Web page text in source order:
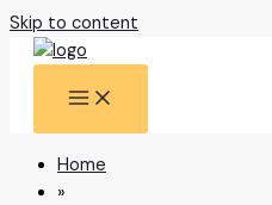
Skip to content
Home
»